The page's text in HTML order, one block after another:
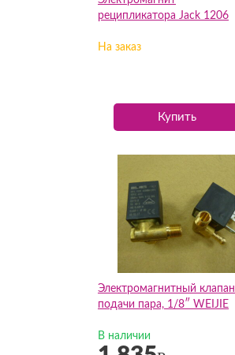
реципликатора Jack 1206
На заказ
Купить
Электромагнитный клапан
подачи пара, 1/8″ WEIJIE
В наличии